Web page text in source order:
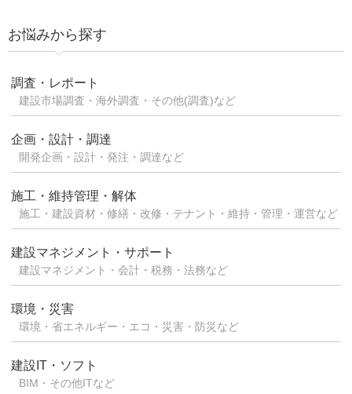
お悩みから探す
調査・レポート
建設市場調査・海外調査・その他(調査)など
企画・設計・調達
開発企画・設計・発注・調達など
施工・維持管理・解体
施工・建設資材・修繕・改修・テナント・維持・管理・運営など
建設マネジメント・サポート
建設マネジメント・会計・税務・法務など
環境・災害
環境・省エネルギー・エコ・災害・防災など
建設IT・ソフト
BIM・その他ITなど